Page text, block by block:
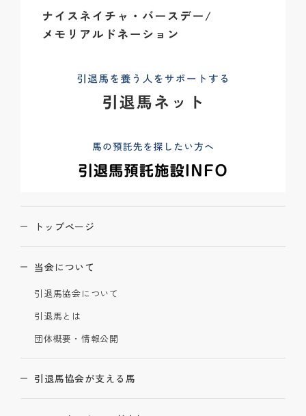
トップページ
当会について
引退馬協会について
引退馬とは
団体概要・情報公開
引退馬協会が支える馬